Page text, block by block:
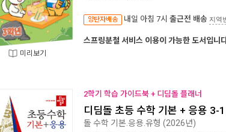
미리보기
양탄자배송 내일 아침 7시 출근전 배송 지역
스프링분철 서비스 이용이 가능한 도서입니
2학기 학습 가이드북 + 디딤돌 플래너
디딤돌 초등 수학 기본 + 응용 3-
돌 수학 기본.응용.유형 (2026년)